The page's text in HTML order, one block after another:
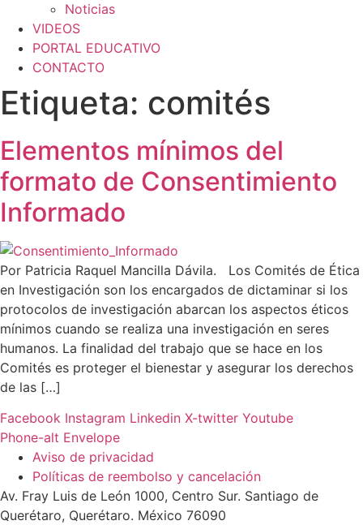
Noticias
VIDEOS
PORTAL EDUCATIVO
CONTACTO
Etiqueta: comités
Elementos mínimos del
formato de Consentimiento
Informado
Por Patricia Raquel Mancilla Dávila. Los Comités de Ética
en Investigación son los encargados de dictaminar si los
protocolos de investigación abarcan los aspectos éticos
mínimos cuando se realiza una investigación en seres
humanos. La finalidad del trabajo que se hace en los
Comités es proteger el bienestar y asegurar los derechos
de las […]
Facebook Instagram Linkedin X-twitter Youtube
Phone-alt Envelope
Aviso de privacidad
Políticas de reembolso y cancelación
Av. Fray Luis de León 1000, Centro Sur. Santiago de
Querétaro, Querétaro. México 76090